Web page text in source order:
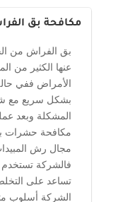
مكافحة بق
بق الفراش من
عنها الكثير من
الأمراض ففي
بشكل سريع مع
المشكلة وبعد
مكافحة حشرات
مجال رش
فالشركة تستخدم
تساعد على
الشركة أسلوب